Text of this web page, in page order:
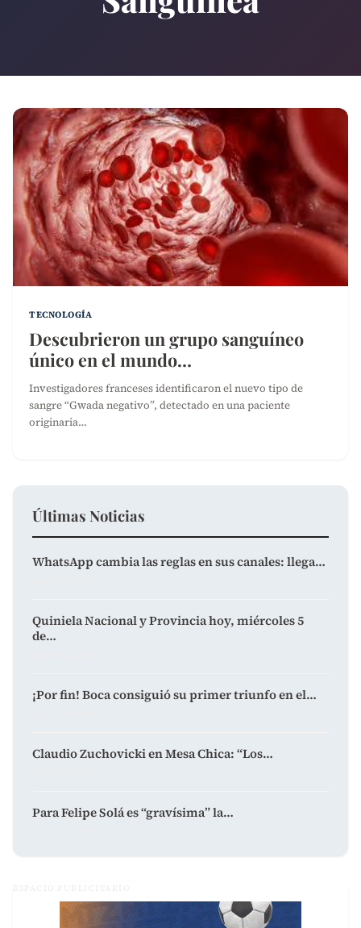
TECNOLOGÍA
Descubrieron un grupo sanguíneo
único en el mundo…
Investigadores franceses identificaron el nuevo tipo de
sangre “Gwada negativo”, detectado en una paciente
originaria…
Últimas Noticias
WhatsApp cambia las reglas en sus canales: llega…
Quiniela Nacional y Provincia hoy, miércoles 5
de…
¡Por fin! Boca consiguió su primer triunfo en el…
Claudio Zuchovicki en Mesa Chica: “Los…
Para Felipe Solá es “gravísima” la…
ESPACIO PUBLICITARIO